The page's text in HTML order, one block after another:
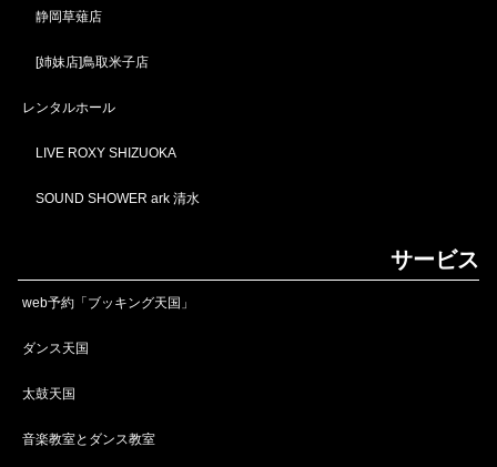
静岡草薙店
[姉妹店]鳥取米子店
レンタルホール
LIVE ROXY SHIZUOKA
SOUND SHOWER ark 清水
サービス
web予約「ブッキング天国」
ダンス天国
太鼓天国
音楽教室とダンス教室